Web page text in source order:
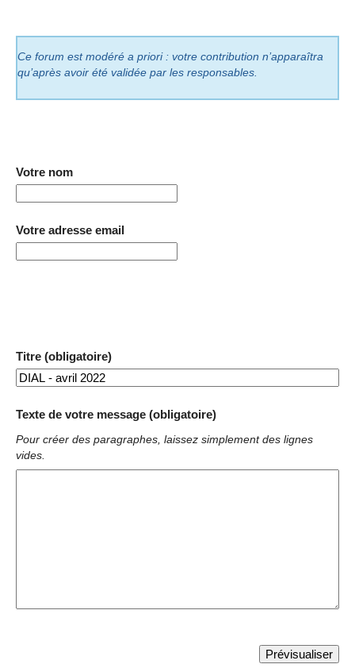
Ce forum est modéré a priori : votre contribution n’apparaîtra
qu’après avoir été validée par les responsables.
Votre nom
Votre adresse email
Titre (obligatoire)
Texte de votre message (obligatoire)
Pour créer des paragraphes, laissez simplement des lignes
vides.